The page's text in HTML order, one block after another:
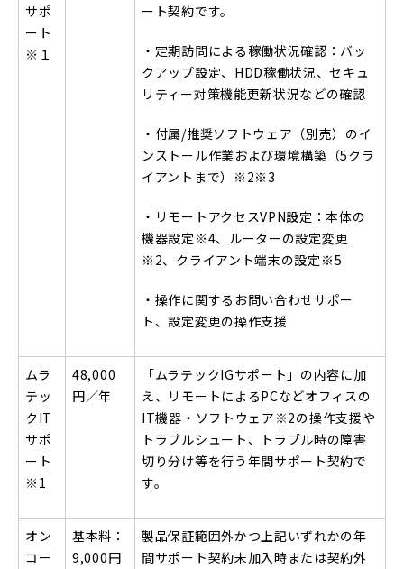
サポ
ート
※１
ート契約です。
・定期訪問による稼働状況確認：バッ
クアップ設定、HDD稼働状況、セキュ
リティー対策機能更新状況などの確認
・付属/推奨ソフトウェア（別売）のイ
ンストール作業および環境構築（5クラ
イアントまで）
※2※3
・リモートアクセスVPN設定：本体の
機器設定 ※4、ルーターの設定変更
※2、クライアント端末の設定 ※5
・操作に関するお問い合わせサポー
ト、設定変更の操作支援
ムラ
テッ
クIT
サポ
ート
※1
48,000
円／年
「ムラテックIGサポート」の内容に加
え、リモートによるPCなどオフィスの
IT機器・ソフトウェア ※2の操作支援や
トラブルシュート、トラブル時の障害
切り分け等を行う年間サポート契約で
す。
オン
コー
基本料：
9,000円
製品保証範囲外かつ上記いずれかの年
間サポート契約未加入時または契約外